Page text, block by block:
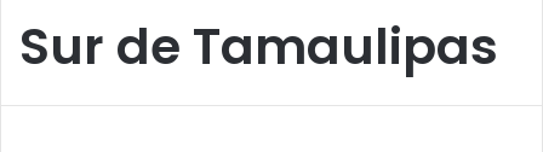
Sur de Tamaulipas